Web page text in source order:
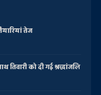
तेज
तिवारी को दी गई श्रद्धांजलि